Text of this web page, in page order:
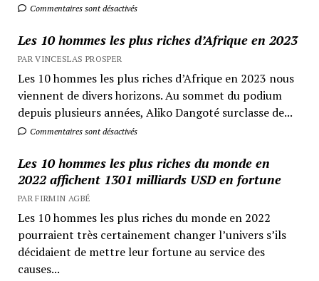
Commentaires sont désactivés
Les 10 hommes les plus riches d’Afrique en 2023
PAR VINCESLAS PROSPER
Les 10 hommes les plus riches d’Afrique en 2023 nous
viennent de divers horizons. Au sommet du podium
depuis plusieurs années, Aliko Dangoté surclasse de...
Commentaires sont désactivés
Les 10 hommes les plus riches du monde en
2022 affichent 1301 milliards USD en fortune
PAR FIRMIN AGBÉ
Les 10 hommes les plus riches du monde en 2022
pourraient très certainement changer l’univers s’ils
décidaient de mettre leur fortune au service des
causes...